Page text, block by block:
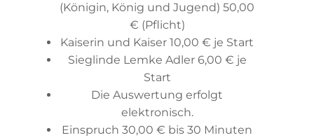
(Königin, König und Jugend) 50,00
€ (Pflicht)
Kaiserin und Kaiser 10,00 € je Start
Sieglinde Lemke Adler 6,00 € je
Start
Die Auswertung erfolgt
elektronisch.
Einspruch 30,00 € bis 30 Minuten